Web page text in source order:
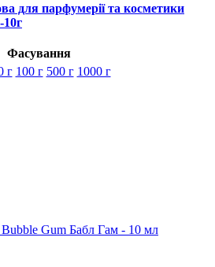
для парфумерії та косметики
Фасування
г 100 г 500 г 1000 г